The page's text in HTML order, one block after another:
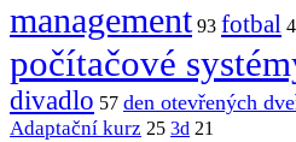
management 93 fotbal
počítačové
divadlo 57 den otevřených
Adaptační kurz 25 3d 21